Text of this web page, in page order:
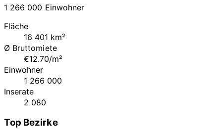
1 266 000 Einwohner
Fläche
16 401 km²
Ø Bruttomiete
€12.70/m²
Einwohner
1 266 000
Inserate
2 080
Top Bezirke